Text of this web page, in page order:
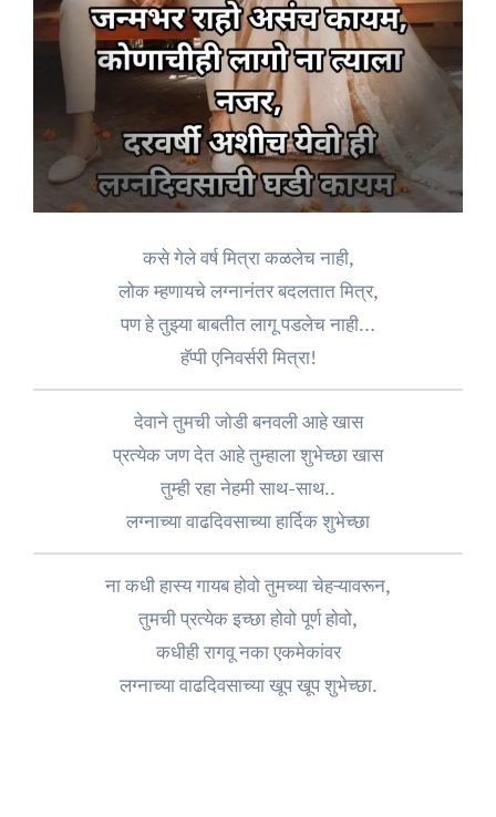
कसे गेले वर्ष मित्रा कळलेच नाही,
लोक म्हणायचे लग्नानंतर बदलतात मित्र,
पण हे तुझ्या बाबतीत लागू पडलेच नाही…
हॅप्पी एनिवर्सरी मित्रा!
देवाने तुमची जोडी बनवली आहे खास
प्रत्येक जण देत आहे तुम्हाला शुभेच्छा खास
तुम्ही रहा नेहमी साथ-साथ..
लग्नाच्या वाढदिवसाच्या हार्दिक शुभेच्छा
ना कधी हास्य गायब होवो तुमच्या चेहऱ्यावरून,
तुमची प्रत्येक इच्छा होवो पूर्ण होवो,
कधीही रागवू नका एकमेकांवर
लग्नाच्या वाढदिवसाच्या खूप खूप शुभेच्छा.